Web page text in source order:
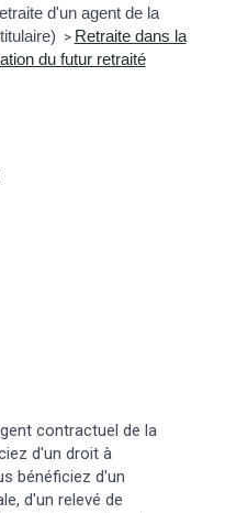
d'un agent de la
> Retraite dans la
du futur retraité
contractuel de la
d'un droit à
bénéficiez d'un
d'un relevé de